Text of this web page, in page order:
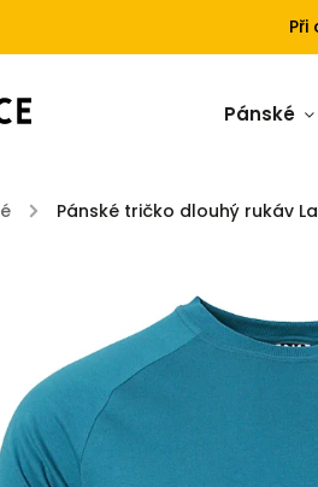
Pánské
/ Pánské tričko dlouhý rukáv